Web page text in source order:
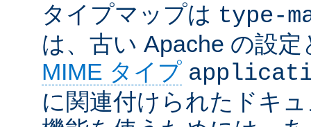
タイプマップは type-
は、古い Apache の設
MIME タイプ
に関連付けられたドキ